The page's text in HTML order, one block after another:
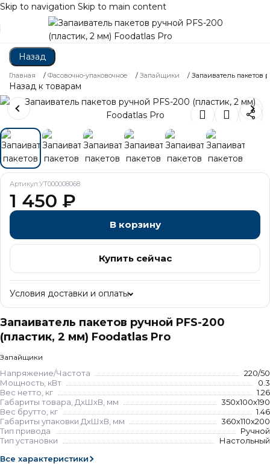
Skip to navigation Skip to main content
Назад
Главная / Фасовочно-упаковочное / Запайщики / Запаиватель пакетов
Назад к товарам
Запаиватель пакетов ручной PFS-200
(пластик, 2 мм) Foodatlas Pro
Запайщики
Напряжение/Частота
220/50
Мощность, кВт
0.3
Вес нетто, кг
1.26
Габариты товара, ДхШхВ, мм
350x100x190
Вес брутто, кг
1.46
Габариты упаковки ДхШхВ, мм
360x110x200
Тип привода
Ручной
Тип установки
Настольный
Все характеристики
Артикул:УТ000008068
1 450 ₽
В корзину
Купить сейчас
Условия доставки и оплаты